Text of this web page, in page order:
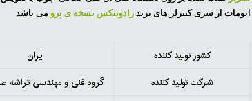
اتومات از سری کنترلر های برند رادونیکس نسخه ی پرو می باشد
کشور تولید کننده
ایران
شرکت تولید کننده
گروه فنی و مهندسی تراشه